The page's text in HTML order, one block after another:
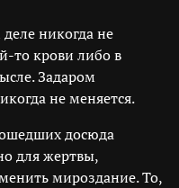
никогда не
то крови либо в
Задаром
не меняется.
досюда
для жертвы,
мироздание. То,